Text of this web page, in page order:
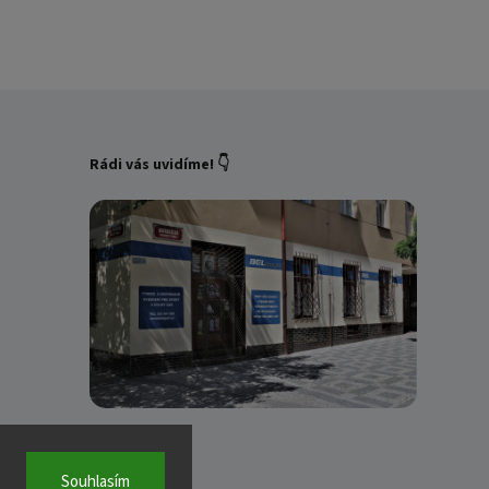
Souhlasím
Rádi vás uvidíme! 👇